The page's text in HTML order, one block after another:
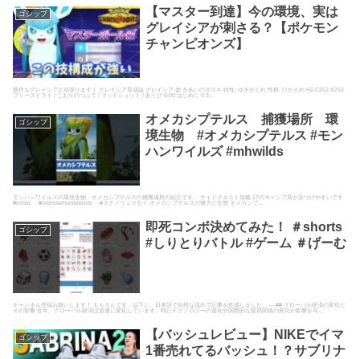
ゴシップ
【マスター到達】今の環境、実は
グレイシアが刺さる？【ポケモン
チャンピオンズ】
新作もグレイシアと頑張ります！ グレイシア育成論 グレイシア @ きあいのタスキ 特性: ゆきがくれ 性格: ひかえめ H2-C252-S252
フリーズドライ / こおりのつぶて / マッドショット / あくび 0:00 はじめに 0:3...
ゴシップ
オメカシプテルス 捕獲場所 環
境生物 #オメカシプテルス #モン
ハンワイルズ #mhwilds
モンハンワイルズの環境生物 オメカシプテルスの捕獲場所の紹介です。 サイドクエスト攻略 17のキャンプ前が見つけやすいです
#mhws #monsterhunterwilds #スナノリュウセイ オメカシプテルスの魅力と生態 オメカシプ...
ゴシップ
即死コンボ決めてみた！ ＃shorts
#しりとりバトル #ゲーム ＃げーむ
チャンネル登録お願いします！ もちろんです。以下に、日本語で自然な流れで記事を作成しました。 --- ## グローバル経済の変化と
その影響 近年、グローバル経済は急速に変化しています。特にテクノロジーの進化や国際的な貿易関係の変化が影響を与...
ゴシップ
【バッシュレビュー】NIKEでイマ
1番売れてるバッシュ！？サブリナ